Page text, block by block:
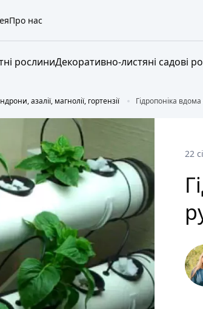
Про нас
рослиниДекоративно-листяні садові
азалії, магнолії, гортензії Гідропоніка
22